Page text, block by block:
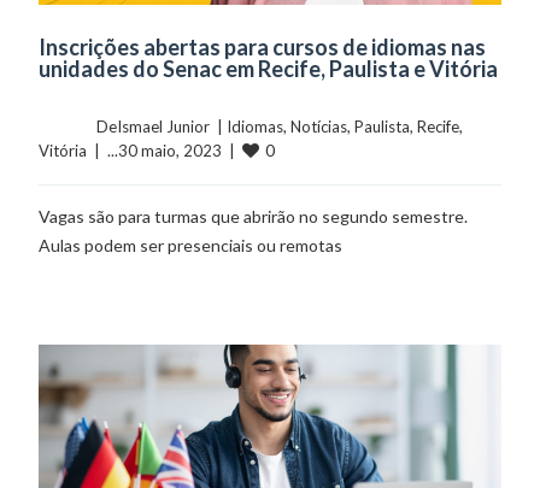
Inscrições abertas para cursos de idiomas nas
unidades do Senac em Recife, Paulista e Vitória
	    	DeIsmael Junior  |
Idiomas, Notícias, Paulista, Recife
Vitória
  |  ...30 maio, 2023  |
0
Vagas são para turmas que abrirão no segundo semestre.
Aulas podem ser presenciais ou remotas